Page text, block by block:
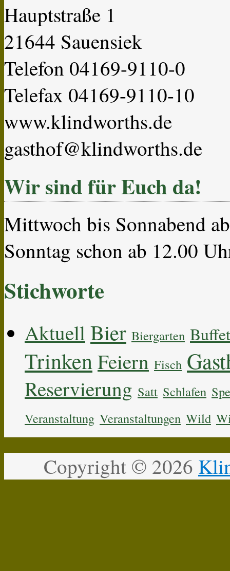
Hauptstraße 1
21644 Sauensiek
Telefon 04169-9110-0
Telefax 04169-9110-10
www.klindworths.de
gasthof@klindworths.de
Wir sind für Euch da!
Mittwoch bis Sonnabend
Sonntag schon ab 12.00
Stichworte
Aktuell Bier Biergarten Buffet
TrinkenFeiern Fisch
Reservierung Satt Schlafen
Veranstaltung Veranstaltungen Wild
Copyright © 2026